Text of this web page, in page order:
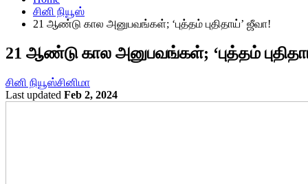
சினி நியூஸ்
21 ஆண்டு கால அனுபவங்கள்; ‘புத்தம் புதிதாய்’ ஜீவா!
21 ஆண்டு கால அனுபவங்கள்; ‘புத்தம்
சினி நியூஸ்சினிமா
Last updated Feb 2, 2024